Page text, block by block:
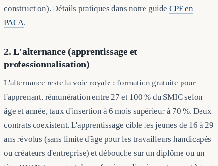
construction). Détails pratiques dans notre guide CPF en
PACA.
2. L'alternance (apprentissage et
professionnalisation)
L'alternance reste la voie royale : formation gratuite pour
l'apprenant, rémunération entre 27 et 100 % du SMIC selon
âge et année, taux d'insertion à 6 mois supérieur à 70 %. Deux
contrats coexistent. L'apprentissage cible les jeunes de 16 à 29
ans révolus (sans limite d'âge pour les travailleurs handicapés
ou créateurs d'entreprise) et débouche sur un diplôme ou un